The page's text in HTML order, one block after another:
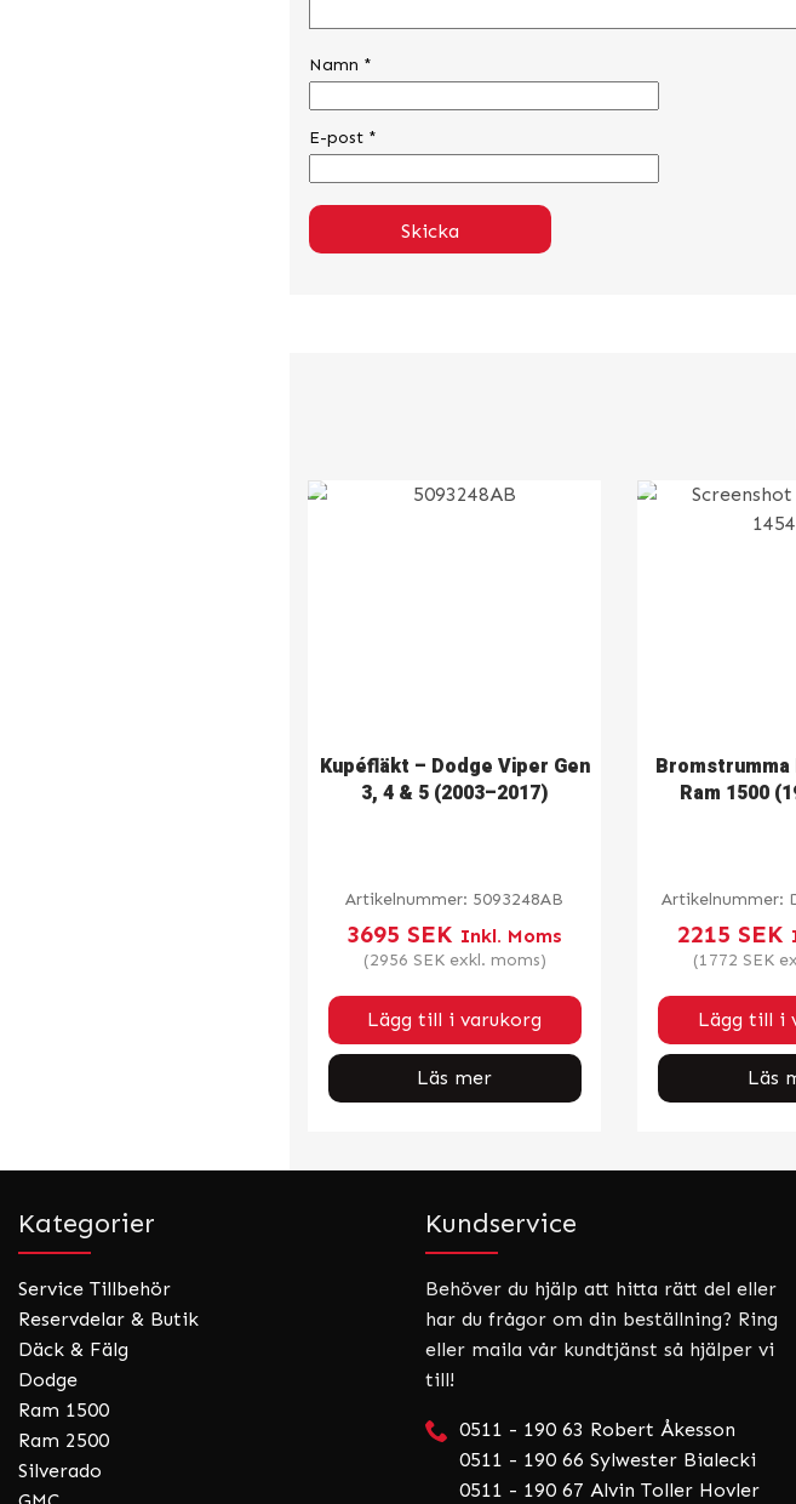
Namn *
E-post *
Kupéfläkt – Dodge Viper Gen
3, 4 & 5 (2003–2017)
Artikelnummer: 5093248AB
3695 SEK Inkl. Moms
(2956 SEKexkl. moms)
Lägg till i varukorg
Läs mer
Bromstrumma
Ram 1500
Artikelnummer:
2215 SEK
(1772 SEK
Lägg till i
Läs
Kategorier
Service Tillbehör
Reservdelar & Butik
Däck & Fälg
Dodge
Ram 1500
Ram 2500
Silverado
Kundservice
Behöver du hjälp att hitta rätt del eller
har du frågor om din beställning? Ring
eller maila vår kundtjänst så hjälper vi
till!
0511 - 190 63 Robert Åkesson
0511 - 190 66 Sylwester Bialecki
0511 - 190 67 Alvin Toller Hovler